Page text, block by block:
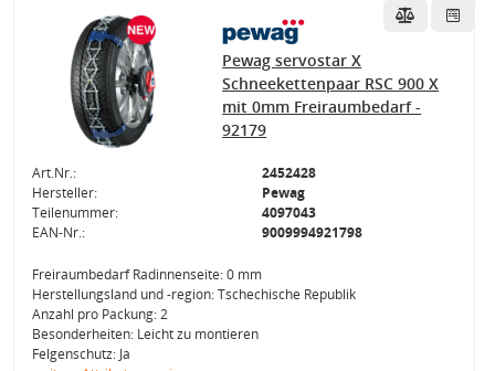
Pewag servostar X
Schneekettenpaar RSC 900 X
mit 0mm Freiraumbedarf -
92179
Art.Nr.:
2452428
Hersteller:
Pewag
Teilenummer:
4097043
EAN-Nr.:
9009994921798
Freiraumbedarf Radinnenseite: 0 mm
Herstellungsland und -region: Tschechische Republik
Anzahl pro Packung: 2
Besonderheiten: Leicht zu montieren
Felgenschutz: Ja